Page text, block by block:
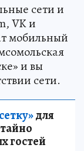
сети и
VK и
мобильный
и вы
сети.
для
гостей